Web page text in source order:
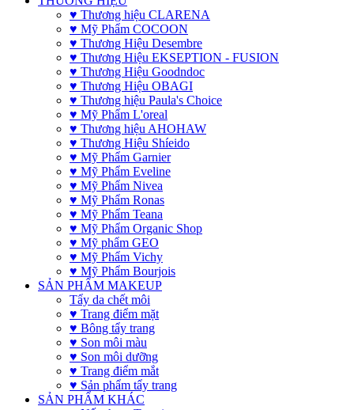
♥ Thương hiệu CLARENA
♥ Mỹ Phẩm COCOON
♥ Thương Hiệu Desembre
♥ Thương Hiệu EKSEPTION - FUSION
♥ Thương Hiệu Goodndoc
♥ Thương Hiệu OBAGI
♥ Thương hiệu Paula's Choice
♥ Mỹ Phẩm L'oreal
♥ Thương hiệu AHOHAW
♥ Thương Hiệu Shíeido
♥ Mỹ Phẩm Garnier
♥ Mỹ Phẩm Eveline
♥ Mỹ Phẩm Nivea
♥ Mỹ Phẩm Ronas
♥ Mỹ Phẩm Teana
♥ Mỹ Phẩm Organic Shop
♥ Mỹ phẩm GEO
♥ Mỹ Phẩm Vichy
♥ Mỹ Phẩm Bourjois
SẢN PHẨM MAKEUP
Tẩy da chết môi
♥ Trang điểm mặt
♥ Bông tẩy trang
♥ Son môi màu
♥ Son môi dưỡng
♥ Trang điểm mắt
♥ Sản phẩm tẩy trang
SẢN PHẨM KHÁC